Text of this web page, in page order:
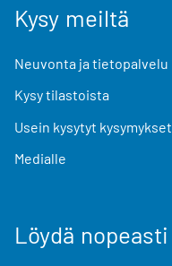
Kysy meiltä
Neuvonta ja tietopalvelu
Kysy tilastoista
Usein kysytyt kysymykset
Medialle
Löydä nopeasti